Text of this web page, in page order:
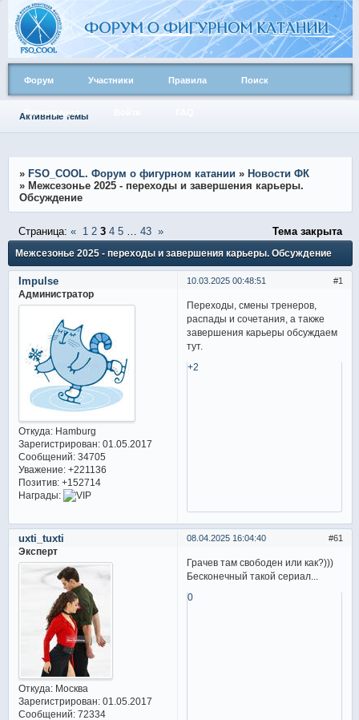
Форум Участники Правила Поиск
Активные темы
» FSO_COOL. Форум о фигурном катании » Новости ФК
» Межсезонье 2025 - переходы и завершения карьеры.
Обсуждение
Межсезонье 2025 - переходы и завершения карьеры. Обсуждение
Страница: « 1 2 3 4 5 43 » Тема закрыта
1
10.03.2025 00:48:51
Impulse
Администратор
Откуда:Hamburg
Зарегистрирован: 01.05.2017
Сообщений:34705
Уважение: +221136
Позитив: +152714
Награды:
Переходы, смены тренеров,
распады и сочетания, а также
завершения карьеры обсуждаем
тут.
+2
61
08.04.2025 16:04:40
uxti_tuxti
Эксперт
Откуда:Москва
Зарегистрирован: 01.05.2017
Сообщений:72334
Грачев там свободен или как?)))
Бесконечный такой сериал...
0